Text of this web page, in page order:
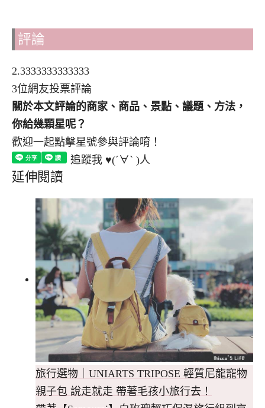
評論
2.3333333333333
3位網友投票評論
關於本文評論的商家、商品、景點、議題、方法，
你給幾顆星呢？
歡迎一起點擊星號參與評論唷！
追蹤我 ♥(´∀` )人
延伸閱讀
旅行選物｜UNIARTS TRIPOSE 輕質尼龍寵物
親子包 說走就走 帶著毛孩小旅行去！